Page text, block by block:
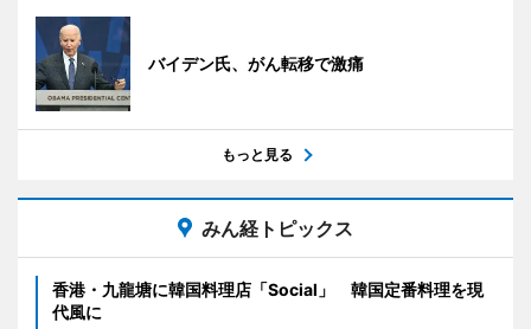
バイデン氏、がん転移で激痛
もっと見る
みん経トピックス
香港・九龍塘に韓国料理店「Social」 韓国定番料理を現
代風に